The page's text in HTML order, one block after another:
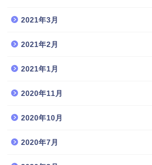
2021年3月
2021年2月
2021年1月
2020年11月
2020年10月
2020年7月